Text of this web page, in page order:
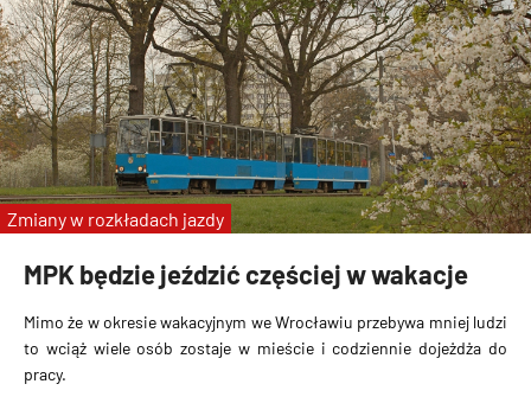
MPK będzie jeździć częściej w wakacje
Mimo że w okresie wakacyjnym we Wrocławiu przebywa mniej ludzi
to wciąż wiele osób zostaje w mieście i codziennie dojeżdża do
pracy.
Zmiany w rozkładach jazdy